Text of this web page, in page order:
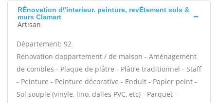
RÉnovation d\'interieur. peinture, revÉtement sols &
murs Clamart
Artisan
Département: 92
Rénovation dappartement / de maison - Aménagement
de combles - Plaque de plâtre - Plâtre traditionnel - Staff
- Peinture - Peinture décorative - Enduit - Papier peint -
Sol souple (vinyle, lino, dalles PVC, etc) - Parquet -